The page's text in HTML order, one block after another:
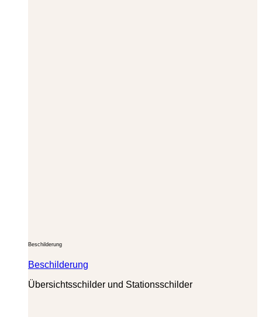
Beschilderung
Beschilderung
Übersichtsschilder und Stationsschilder